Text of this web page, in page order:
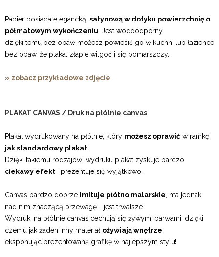
Papier posiada elegancką, satynową w dotyku powierzchnię o
półmatowym wykończeniu . Jest wodoodporny,
dzięki temu bez obaw możesz powiesić go w kuchni lub łazience
bez obaw, że plakat złapie wilgoć i się pomarszczy.
» zobacz przykładowe zdjęcie
PLAKAT CANVAS / Druk na płótnie canvas
Plakat wydrukowany na płótnie, który możesz oprawić w ramkę
jak standardowy plakat!
Dzięki takiemu rodzajowi wydruku plakat zyskuje bardzo
ciekawy efekt i prezentuje się wyjątkowo.
Canvas bardzo dobrze imituje płótno malarskie , ma jednak
nad nim znaczącą przewagę - jest trwalsze.
Wydruki na płótnie canvas cechują się żywymi barwami, dzięki
czemu jak żaden inny materiał ożywiają wnętrze
eksponując prezentowaną grafikę w najlepszym stylu!